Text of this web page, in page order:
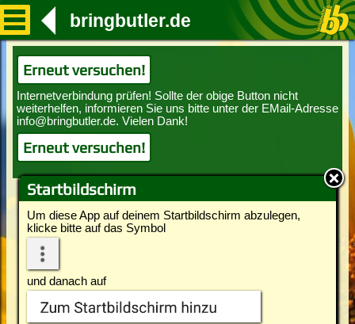
Startbildschirm
Um diese App auf deinem Startbildschirm abzulegen,
klicke bitte auf das Symbol
und danach auf
bringbutler.de
Erneut versuchen!
Erneut versuchen!